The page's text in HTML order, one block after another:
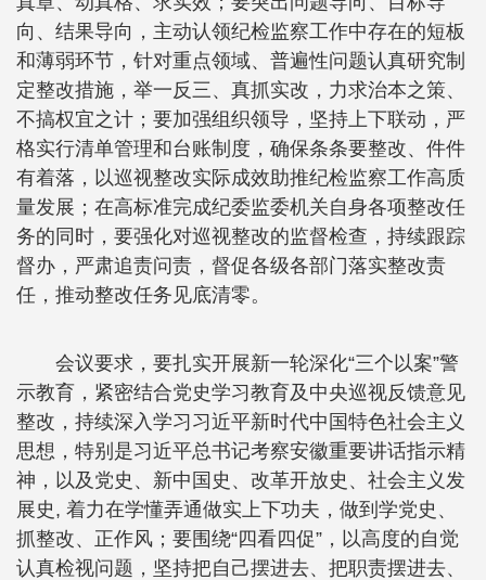
向、结果导向，主动认领纪检监察工作中存在的短板
和薄弱环节，针对重点领域、普遍性问题认真研究制
定整改措施，举一反三、真抓实改，力求治本之策、
不搞权宜之计；要加强组织领导，坚持上下联动，严
格实行清单管理和台账制度，确保条条要整改、件件
有着落，以巡视整改实际成效助推纪检监察工作高质
量发展；在高标准完成纪委监委机关自身各项整改任
务的同时，要强化对巡视整改的监督检查，持续跟踪
督办，严肃追责问责，督促各级各部门落实整改责
任，推动整改任务见底清零。
会议要求，要扎实开展新一轮深化“三个以案”警
示教育，紧密结合党史学习教育及中央巡视反馈意见
整改，持续深入学习习近平新时代中国特色社会主义
思想，特别是习近平总书记考察安徽重要讲话指示精
神，以及党史、新中国史、改革开放史、社会主义发
展史, 着力在学懂弄通做实上下功夫，做到学党史、
抓整改、正作风；要围绕“四看四促”，以高度的自觉
认真检视问题，坚持把自己摆进去、把职责摆进去、